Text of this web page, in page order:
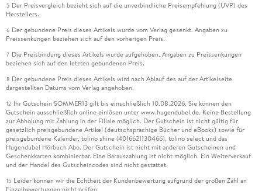
5 Der Preisvergleich bezieht sich auf die unverbindliche Preisempfehlung (UVP) des
Herstellers.
6 Der gebundene Preis dieses Artikels wurde vom Verlag gesenkt. Angaben zu
Preissenkungen beziehen sich auf den vorherigen Preis.
7 Die Preisbindung dieses Artikels wurde aufgehoben. Angaben zu Preissenkungen
beziehen sich auf den letzten gebundenen Preis.
8 Der gebundene Preis dieses Artikels wird nach Ablauf des auf der Artikelseite
dargestellten Datums vom Verlag angehoben.
12 Ihr Gutschein SOMMER13 gilt bis einschließlich 10.08.2026. Sie können den
Gutschein ausschließlich online einlösen unter www.hugendubel.de. Keine Bestellung
zur Abholung mit Zahlung in der Filiale möglich. Der Gutschein ist nicht gültig für
gesetzlich preisgebundene Artikel (deutschsprachige Bücher und eBooks) sowie für
preisgebundene Kalender, tolino shine (4016621130466), tolino select und das
Hugendubel Hörbuch Abo. Der Gutschein ist nicht mit anderen Gutscheinen und
Geschenkkarten kombinierbar. Eine Barauszahlung ist nicht möglich. Ein Weiterverkauf
und der Handel des Gutscheincodes sind nicht gestattet.
15 Leider können wir die Echtheit der Kundenbewertung aufgrund der großen Zahl an